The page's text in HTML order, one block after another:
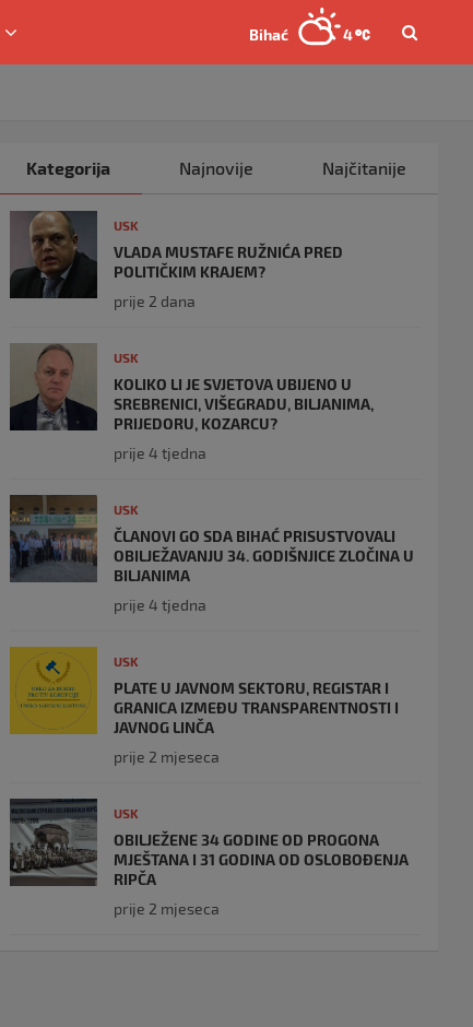
Bihać 4
Kategorija Najnovije Najčitanije
USK
VLADA MUSTAFE RUŽNIĆA PRED
POLITIČKIM KRAJEM?
prije 2 dana
USK
KOLIKO LI JE SVJETOVA UBIJENO U
SREBRENICI, VIŠEGRADU, BILJANIMA,
PRIJEDORU, KOZARCU?
prije 4 tjedna
USK
ČLANOVI GO SDA BIHAĆ PRISUSTVOVALI
OBILJEŽAVANJU 34. GODIŠNJICE ZLOČINA U
BILJANIMA
prije 4 tjedna
USK
PLATE U JAVNOM SEKTORU, REGISTAR I
GRANICA IZMEĐU TRANSPARENTNOSTI I
JAVNOG LINČA
prije 2 mjeseca
USK
OBILJEŽENE 34 GODINE OD PROGONA
MJEŠTANA I 31 GODINA OD OSLOBOĐENJA
RIPČA
prije 2 mjeseca